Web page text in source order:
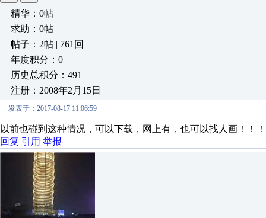
精华：0帖
求助：0帖
帖子：2帖 | 761回
年度积分：0
历史总积分：491
注册：2008年2月15日
发表于：2017-08-17 11:06:59
以前也碰到这种情况，可以下载，网上有，也可以找人画！！！
回复 引用 举报